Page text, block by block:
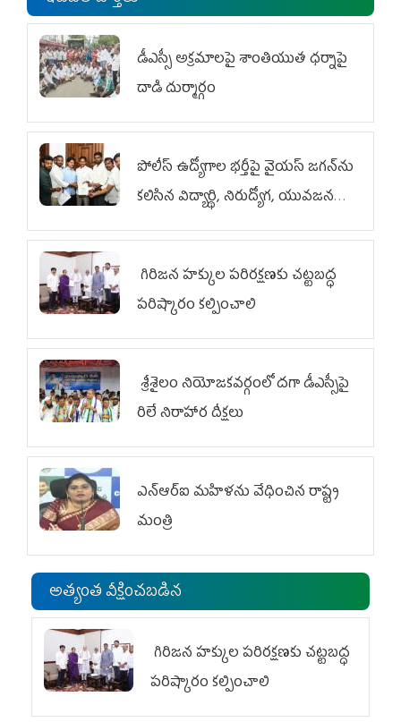
డీఎస్సీ అక్రమాలపై శాంతియుత ధర్నాపై
దాడి దుర్మార్గం
పోలీస్ ఉద్యోగాల భర్తీపై వైయస్ జగన్‌ను
కలిసిన విద్యార్థి, నిరుద్యోగ, యువజన
జేఏసీ
గిరిజన హక్కుల పరిరక్షణకు చట్టబద్ధ
పరిష్కారం కల్పించాలి
శ్రీశైలం నియోజకవర్గంలో దగా డీఎస్సీపై
రిలే నిరాహార దీక్షలు
ఎన్‌ఆర్‌ఐ మహిళను వేధించిన రాష్ట్ర
మంత్రి
అత్యంత వీక్షించబడిన
గిరిజన హక్కుల పరిరక్షణకు చట్టబద్ధ
పరిష్కారం కల్పించాలి